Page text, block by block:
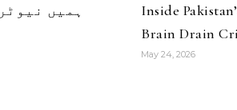
ہمیں
Inside
Brain Drain
May 24, 2026